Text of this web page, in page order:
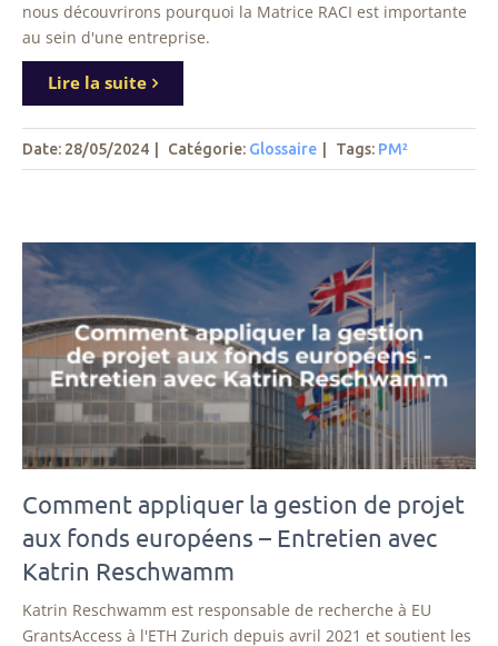
nous découvrirons pourquoi la Matrice RACI est importante
au sein d'une entreprise.
Lire la suite
Date: 28/05/2024 Catégorie: Glossaire Tags: PM²
Comment appliquer la gestion de projet
aux fonds européens – Entretien avec
Katrin Reschwamm
Katrin Reschwamm est responsable de recherche à EU
GrantsAccess à l'ETH Zurich depuis avril 2021 et soutient les